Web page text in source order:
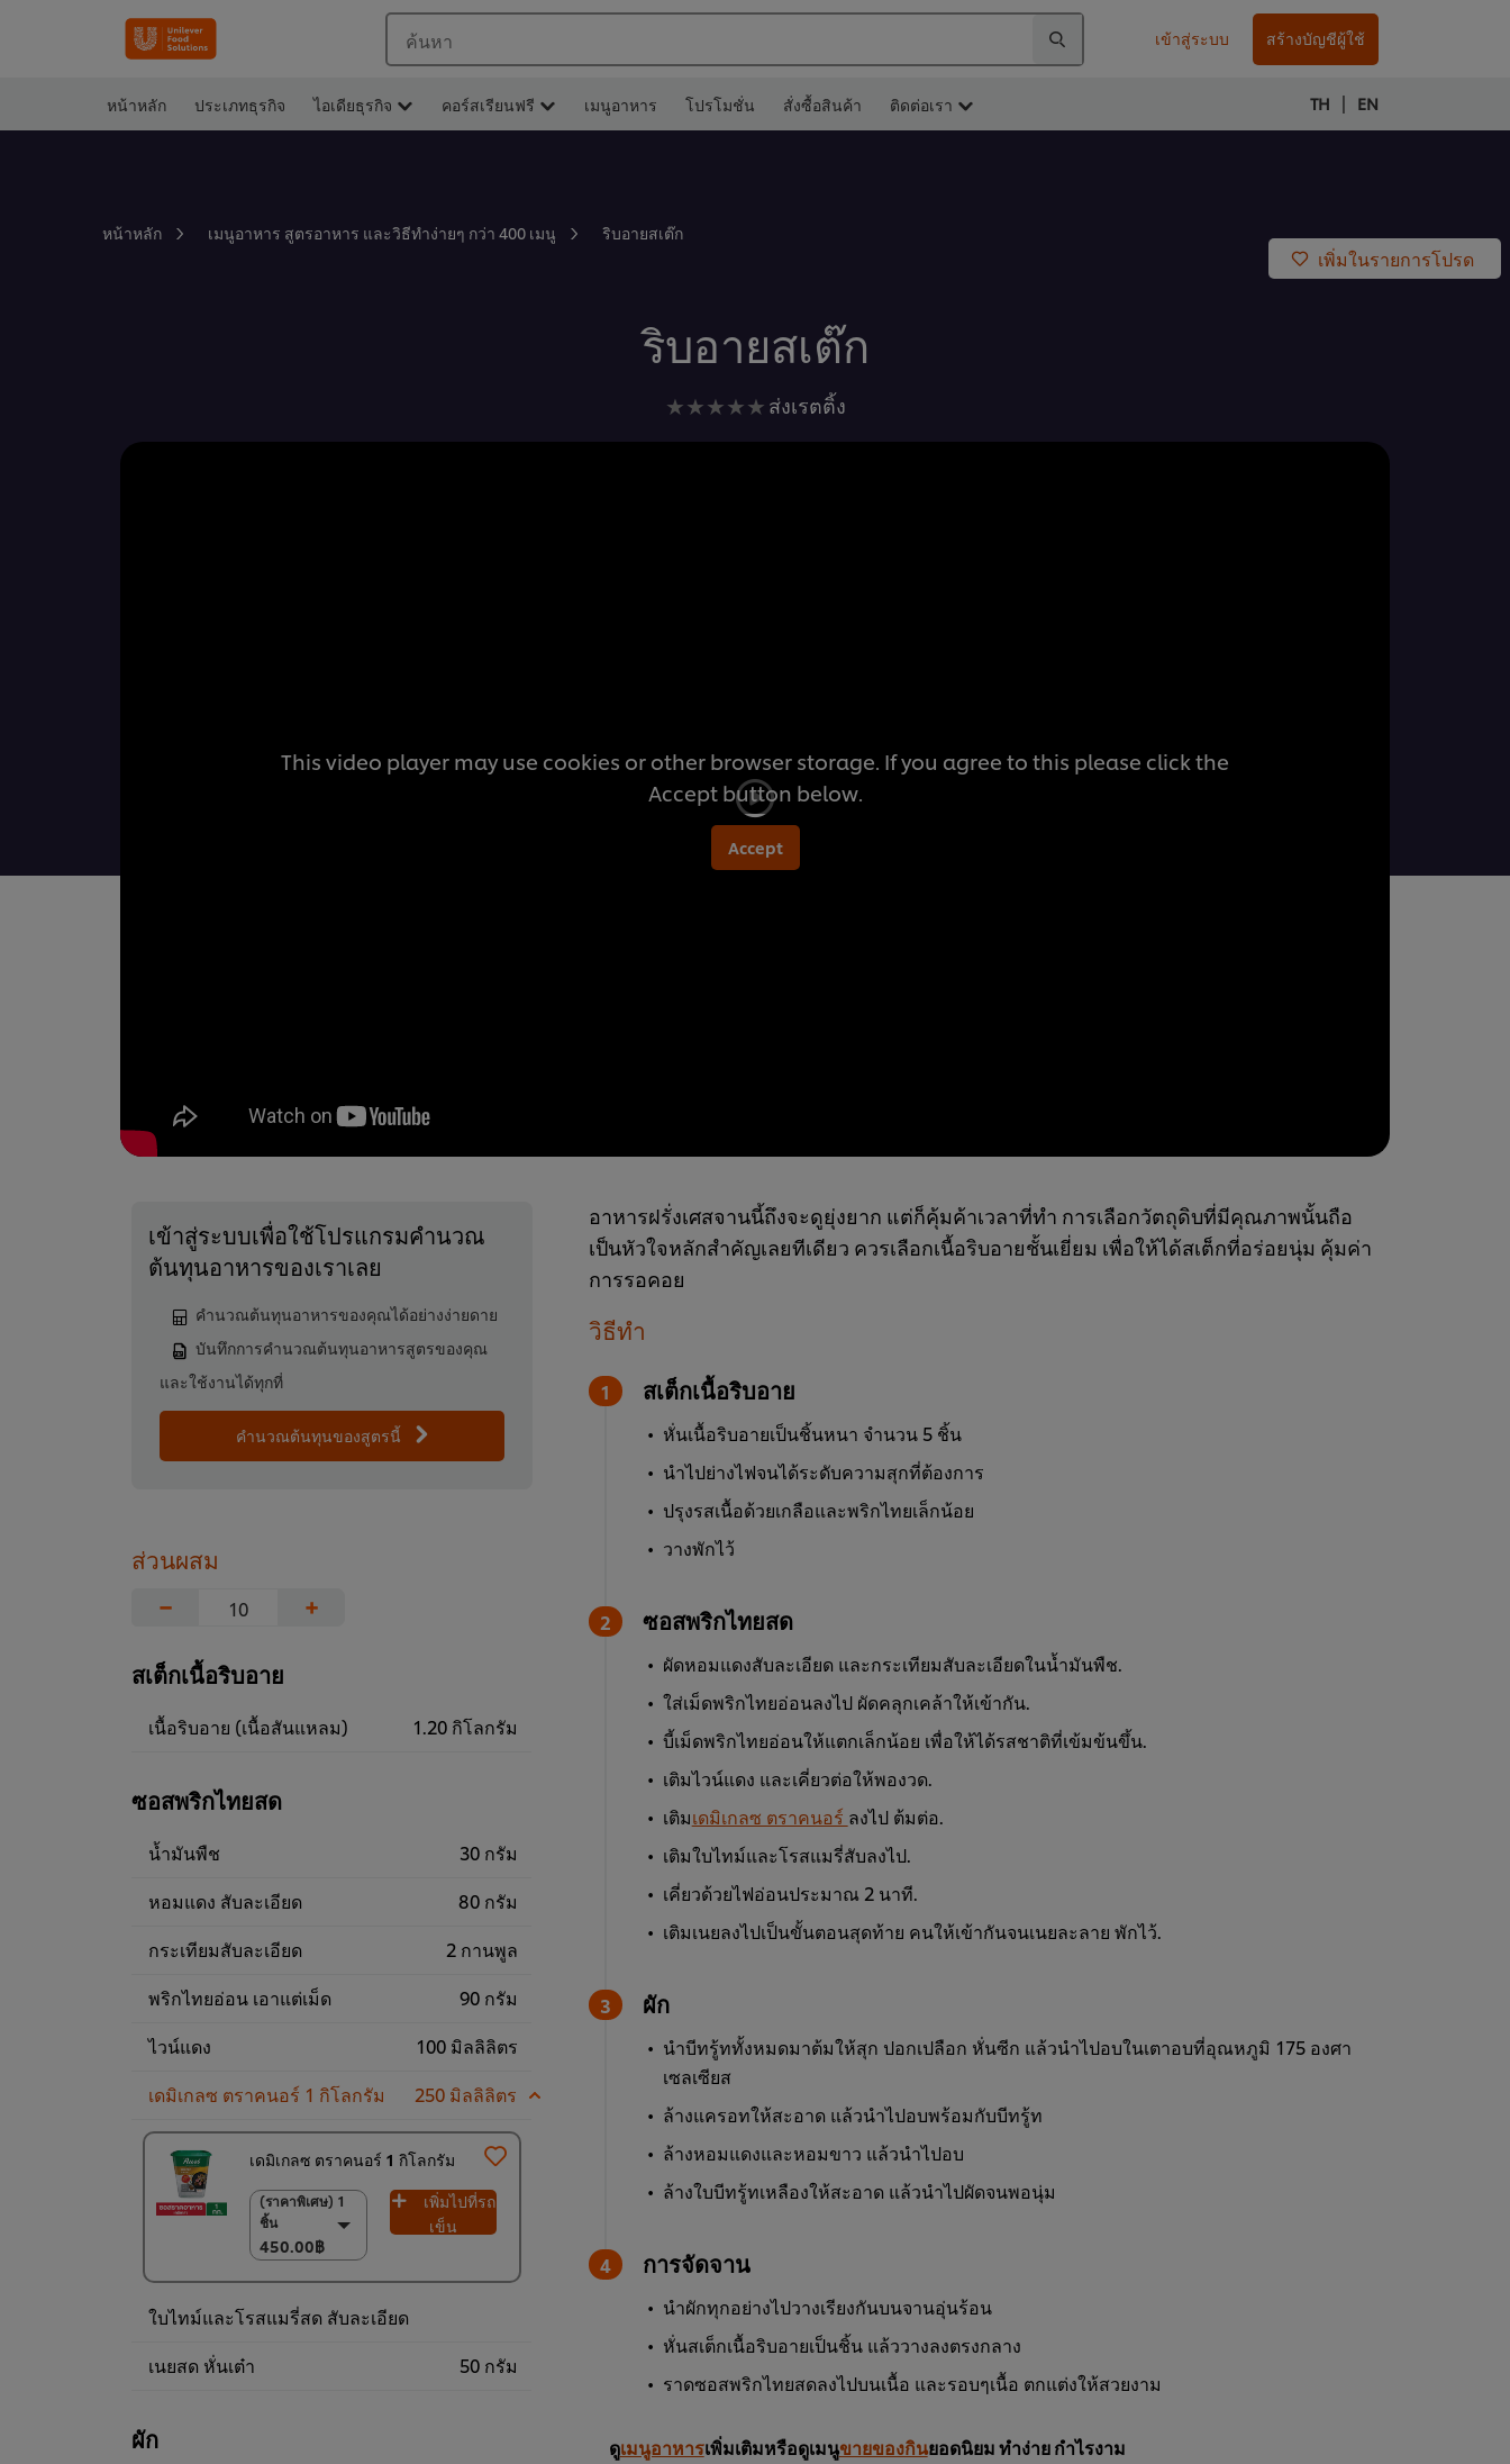
ค้นหา เข้าสู่ระบบ สร้างบัญชีผู้ใช้
หน้าหลัก ประเภทธุรกิจ ไอเดียธุรกิจ คอร์สเรียนฟรี เมนูอาหาร โปรโมชั่น สั่งซื้อสินค้า ติดต่อเรา TH | EN
หน้าหลัก เมนูอาหาร สูตรอาหาร และวิธีทำง่ายๆ กว่า 400 เมนู ริบอายสเต๊ก
เพิ่มในรายการโปรด
ริบอายสเต๊ก
ไม่มี
ส่งเรตติ้ง
This video player may use cookies or other browser storage. If you agree to this please click the
Accept button below.
Accept
เข้าสู่ระบบเพื่อใช้โปรแกรมคำนวณ
ต้นทุนอาหารของเราเลย
คำนวณต้นทุนอาหารของคุณได้อย่างง่ายดาย
บันทึกการคำนวณต้นทุนอาหารสูตรของคุณ
และใช้งานได้ทุกที่
คำนวณต้นทุนของสูตรนี้
ส่วนผสม
−
+
สเต็กเนื้อริบอาย
เนื้อริบอาย (เนื้อสันแหลม) 1.20 กิโลกรัม
ซอสพริกไทยสด
น้ำมันพืช
30 กรัม
หอมแดง สับละเอียด
80 กรัม
กระเทียมสับละเอียด
2 กานพูล
พริกไทยอ่อน เอาแต่เม็ด
90 กรัม
ไวน์แดง
100 มิลลิลิตร
เดมิเกลซ ตราคนอร์ 1 กิโลกรัม
250 มิลลิลิตร
เดมิเกลซ ตราคนอร์ 1 กิโลกรัม
(ราคาพิเศษ) 1
ชิ้น
450.00฿
(ราคาพิเศษ) 1 ชิ้น
450.00฿
(ราคาพิเศษ) แพ็ค
เพิ่มไปที่รถ
เข็น
ใบไทม์และโรสแมรี่สด สับละเอียด
เนยสด หั่นเต๋า
50 กรัม
ผัก
อาหารฝรั่งเศสจานนี้ถึงจะดูยุ่งยาก แต่ก็คุ้มค้าเวลาที่ทำ การเลือกวัตถุดิบที่มีคุณภาพนั้นถือ
เป็นหัวใจหลักสำคัญเลยทีเดียว ควรเลือกเนื้อริบอายชั้นเยี่ยม เพื่อให้ได้สเต็กที่อร่อยนุ่ม คุ้มค่า
การรอคอย
วิธีทำ
สเต็กเนื้อริบอาย
หั่นเนื้อริบอายเป็นชิ้นหนา จำนวน 5 ชิ้น
นำไปย่างไฟจนได้ระดับความสุกที่ต้องการ
ปรุงรสเนื้อด้วยเกลือและพริกไทยเล็กน้อย
วางพักไว้
ซอสพริกไทยสด
ผัดหอมแดงสับละเอียด และกระเทียมสับละเอียดในน้ำมันพืช.
ใส่เม็ดพริกไทยอ่อนลงไป ผัดคลุกเคล้าให้เข้ากัน.
บี้เม็ดพริกไทยอ่อนให้แตกเล็กน้อย เพื่อให้ได้รสชาติที่เข้มข้นขึ้น.
เติมไวน์แดง และเคี่ยวต่อให้พองวด.
เติมเดมิเกลซ ตราคนอร์ ลงไป ต้มต่อ.
เติมใบไทม์และโรสแมรี่สับลงไป.
เคี่ยวด้วยไฟอ่อนประมาณ 2 นาที.
เติมเนยลงไปเป็นขั้นตอนสุดท้าย คนให้เข้ากันจนเนยละลาย พักไว้.
ผัก
นำบีทรู้ททั้งหมดมาต้มให้สุก ปอกเปลือก หั่นซีก แล้วนำไปอบในเตาอบที่อุณหภูมิ 175 องศา
เซลเซียส
ล้างแครอทให้สะอาด แล้วนำไปอบพร้อมกับบีทรู้ท
ล้างหอมแดงและหอมขาว แล้วนำไปอบ
ล้างใบบีทรู้ทเหลืองให้สะอาด แล้วนำไปผัดจนพอนุ่ม
การจัดจาน
นำผักทุกอย่างไปวางเรียงกันบนจานอุ่นร้อน
หั่นสเต็กเนื้อริบอายเป็นชิ้น แล้ววางลงตรงกลาง
ราดซอสพริกไทยสดลงไปบนเนื้อ และรอบๆเนื้อ ตกแต่งให้สวยงาม
ดูเมนูอาหารเพิ่มเติมหรือดูเมนูขายของกินยอดนิยม ทำง่าย กำไรงาม